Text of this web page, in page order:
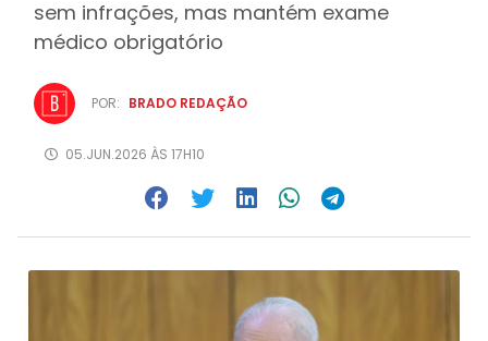
sem infrações, mas mantém exame
médico obrigatório
POR: BRADO REDAÇÃO
05.JUN.2026 ÀS 17H10